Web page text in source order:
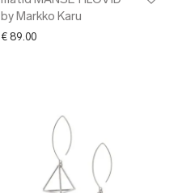
by Markko Karu
€ 89.00